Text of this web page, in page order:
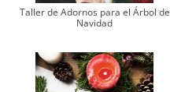
Taller de Adornos para el Árbol de
Navidad